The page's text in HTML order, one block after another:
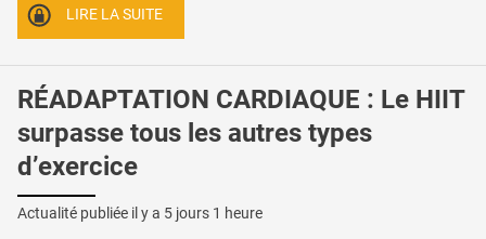
LIRE LA SUITE
RÉADAPTATION CARDIAQUE : Le HIIT
surpasse tous les autres types
d’exercice
Actualité publiée il y a 5 jours 1 heure